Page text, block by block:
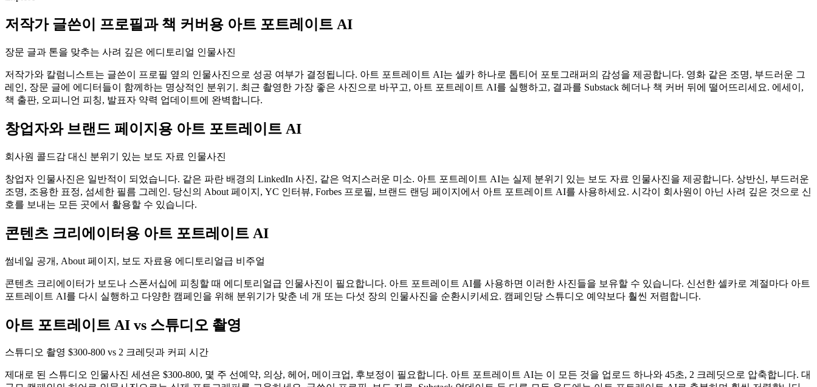
저작가 글쓴이 프로필과 책 커버용 아트 포트레이트 AI
장문 글과 톤을 맞추는 사려 깊은 에디토리얼 인물사진
저작가와 칼럼니스트는 글쓴이 프로필 옆의 인물사진으로 성공 여부가 결정됩니다. 아트 포트레이트 AI는 셀카 하나로 톱티어 포토그래퍼의 감성을 제공합니다. 영화 같은 조명, 부드러운 그
레인, 장문 글에 에디터들이 함께하는 명상적인 분위기. 최근 촬영한 가장 좋은 사진으로 바꾸고, 아트 포트레이트 AI를 실행하고, 결과를 Substack 헤더나 책 커버 뒤에 떨어뜨리세요. 에세이,
책 출판, 오피니언 피칭, 발표자 약력 업데이트에 완벽합니다.
창업자와 브랜드 페이지용 아트 포트레이트 AI
회사원 콜드감 대신 분위기 있는 보도 자료 인물사진
창업자 인물사진은 일반적이 되었습니다. 같은 파란 배경의 LinkedIn 사진, 같은 억지스러운 미소. 아트 포트레이트 AI는 실제 분위기 있는 보도 자료 인물사진을 제공합니다. 상반신, 부드러운
조명, 조용한 표정, 섬세한 필름 그레인. 당신의 About 페이지, YC 인터뷰, Forbes 프로필, 브랜드 랜딩 페이지에서 아트 포트레이트 AI를 사용하세요. 시각이 회사원이 아닌 사려 깊은 것으로 신
호를 보내는 모든 곳에서 활용할 수 있습니다.
콘텐츠 크리에이터용 아트 포트레이트 AI
썸네일 공개, About 페이지, 보도 자료용 에디토리얼급 비주얼
콘텐츠 크리에이터가 보도나 스폰서십에 피칭할 때 에디토리얼급 인물사진이 필요합니다. 아트 포트레이트 AI를 사용하면 이러한 사진들을 보유할 수 있습니다. 신선한 셀카로 계절마다 아트
포트레이트 AI를 다시 실행하고 다양한 캠페인을 위해 분위기가 맞춘 네 개 또는 다섯 장의 인물사진을 순환시키세요. 캠페인당 스튜디오 예약보다 훨씬 저렴합니다.
아트 포트레이트 AI vs 스튜디오 촬영
스튜디오 촬영 $300-800 vs 2 크레딧과 커피 시간
제대로 된 스튜디오 인물사진 세션은 $300-800, 몇 주 선예약, 의상, 헤어, 메이크업, 후보정이 필요합니다. 아트 포트레이트 AI는 이 모든 것을 업로드 하나와 45초, 2 크레딧으로 압축합니다. 대